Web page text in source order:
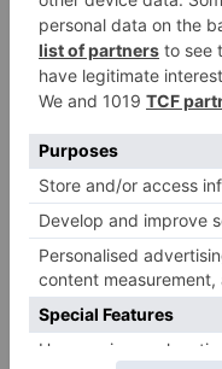
Con este
avanzando en la
ambiental de sus
cumpliendo la
la sostenibilidad
mejorando la